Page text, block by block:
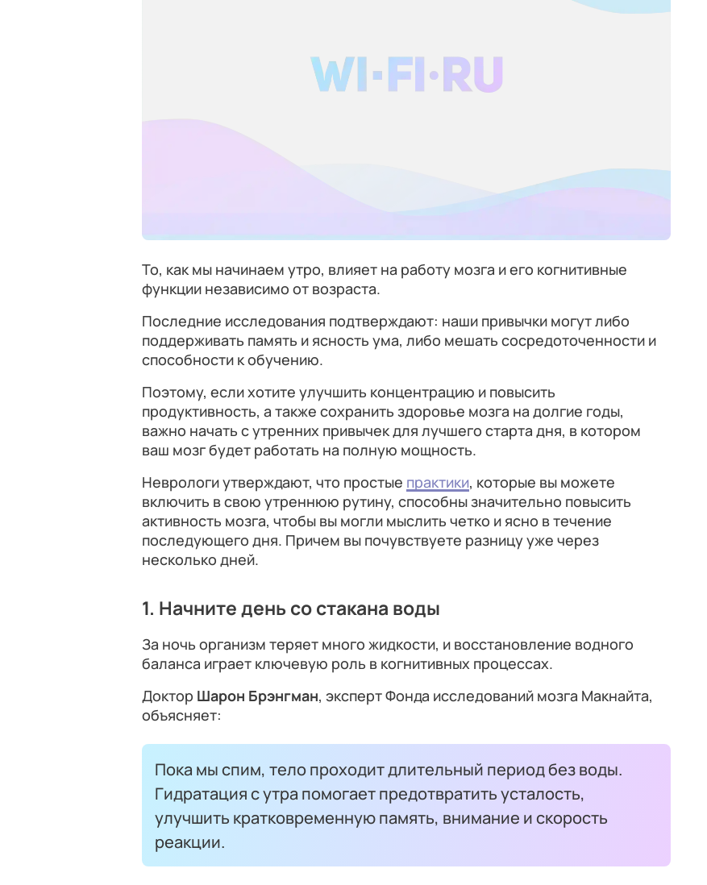
То, как мы начинаем утро, влияет на работу мозга и его когнитивные
функции независимо от возраста.
Последние исследования подтверждают: наши привычки могут либо
поддерживать память и ясность ума, либо мешать сосредоточенности и
способности к обучению.
Поэтому, если хотите улучшить концентрацию и повысить
продуктивность, а также сохранить здоровье мозга на долгие годы,
важно начать с утренних привычек для лучшего старта дня, в котором
ваш мозг будет работать на полную мощность.
Неврологи утверждают, что простые практики, которые вы можете
включить в свою утреннюю рутину, способны значительно повысить
активность мозга, чтобы вы могли мыслить четко и ясно в течение
последующего дня. Причем вы почувствуете разницу уже через
несколько дней.
1. Начните день со стакана воды
За ночь организм теряет много жидкости, и восстановление водного
баланса играет ключевую роль в когнитивных процессах.
Доктор Шарон Брэнгман, эксперт Фонда исследований мозга Макнайта,
объясняет:
Пока мы спим, тело проходит длительный период без воды.
Гидратация с утра помогает предотвратить усталость,
улучшить кратковременную память, внимание и скорость
реакции.